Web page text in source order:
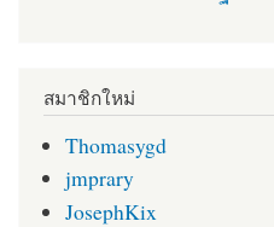
สมาชิกใหม่
Thomasygd
jmprary
JosephKix